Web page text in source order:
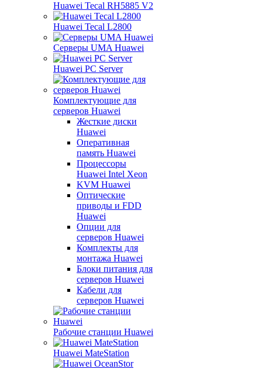
Huawei Tecal RH5885 V2
Huawei Tecal L2800
Серверы UMA Huawei
Huawei PC Server
Комплектующие для
серверов Huawei
Жесткие диски
Huawei
Оперативная
память Huawei
Процессоры
Huawei Intel Xeon
KVM Huawei
Оптические
приводы и FDD
Huawei
Опции для
серверов Huawei
Комплекты для
монтажа Huawei
Блоки питания для
серверов Huawei
Кабели для
серверов Huawei
Рабочие станции Huawei
Huawei MateStation